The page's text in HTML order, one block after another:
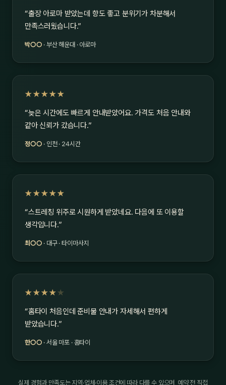
“출장 아로마 받았는데 향도 좋고 분위기가 차분해서
만족스러웠습니다.”
박○○ · 부산 해운대 · 아로마
★★★★★
“늦은 시간에도 빠르게 안내받았어요. 가격도 처음 안내와
같아 신뢰가 갔습니다.”
정○○ · 인천 · 24시간
★★★★★
“스트레칭 위주로 시원하게 받았네요. 다음에 또 이용할
생각입니다.”
최○○ · 대구 · 타이마사지
★★★★ ★
“홈타이 처음인데 준비물 안내가 자세해서 편하게
받았습니다.”
한○○ · 서울 마포 · 홈타이
실제 경험과 만족도는 지역·업체·이용 조건에 따라 다를 수 있으며, 예약 전 직접